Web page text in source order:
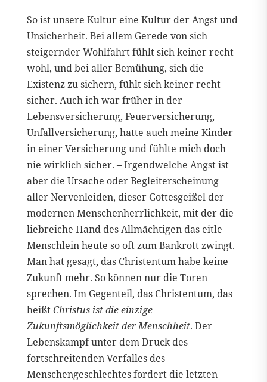
So ist unsere Kultur eine Kultur der Angst und
Unsicherheit. Bei allem Gerede von sich
steigernder Wohlfahrt fühlt sich keiner recht
wohl, und bei aller Bemühung, sich die
Existenz zu sichern, fühlt sich keiner recht
sicher. Auch ich war früher in der
Lebensversicherung, Feuerversicherung,
Unfallversicherung, hatte auch meine Kinder
in einer Versicherung und fühlte mich doch
nie wirklich sicher. – Irgendwelche Angst ist
aber die Ursache oder Begleiterscheinung
aller Nervenleiden, dieser Gottesgeißel der
modernen Menschenherrlichkeit, mit der die
liebreiche Hand des Allmächtigen das eitle
Menschlein heute so oft zum Bankrott zwingt.
Man hat gesagt, das Christentum habe keine
Zukunft mehr. So können nur die Toren
sprechen. Im Gegenteil, das Christentum, das
heißtChristus ist die einzige
Zukunftsmöglichkeit der Menschheit. Der
Lebenskampf unter dem Druck des
fortschreitenden Verfalles des
Menschengeschlechtes fordert die letzten